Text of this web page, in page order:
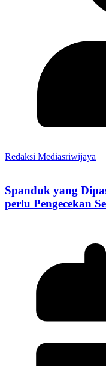
Redaksi Mediasriwijaya
Spanduk yang
perlu Pengecekan